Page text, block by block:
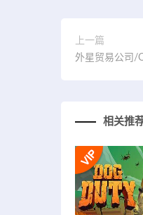
上一篇
外星贸易公司/
相关推